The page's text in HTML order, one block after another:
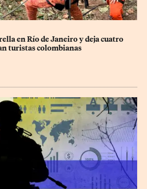
en Río de Janeiro y deja cuatro
turistas colombianas